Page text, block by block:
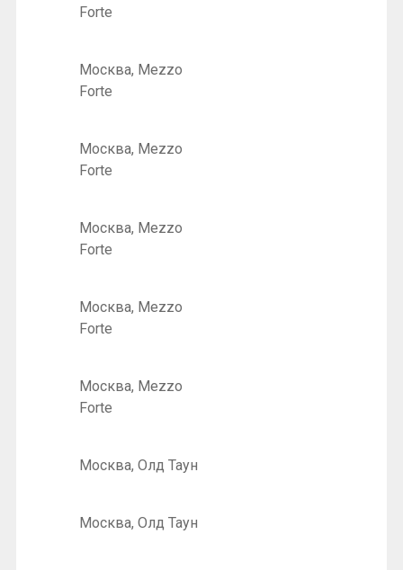
Forte
Москва, Mezzo
Forte
Москва, Mezzo
Forte
Москва, Mezzo
Forte
Москва, Mezzo
Forte
Москва, Mezzo
Forte
Москва, Олд Таун
Москва, Олд Таун